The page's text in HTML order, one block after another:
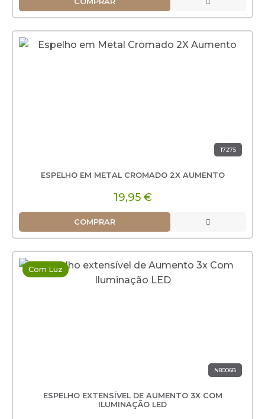
17275
ESPELHO EM METAL CROMADO 2X AUMENTO
19,95 €
COMPRAR
Com Luz
N8006B
ESPELHO EXTENSÍVEL DE AUMENTO 3X COM
ILUMINAÇÃO LED